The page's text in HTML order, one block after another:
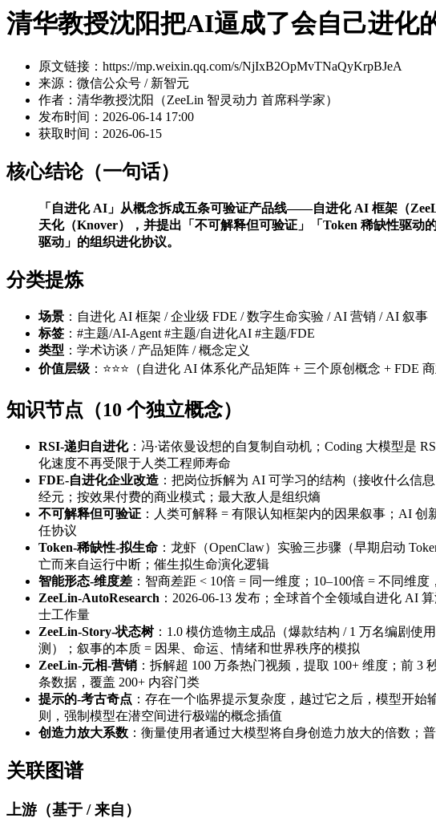
清华教授沈阳把AI逼成了会自己进化
原文链接：https://mp.weixin.qq.com/s/NjIxB2OpMvTNaQyKrpBJeA
来源：微信公众号 / 新智元
作者：清华教授沈阳（ZeeLin 智灵动力 首席科学家）
发布时间：2026-06-14 17:00
获取时间：2026-06-15
核心结论（一句话）
「自进化 AI」从概念拆成五条可验证产品线——自进化 AI 框架（
天化（Knover），并提出「不可解释但可验证」「Token 稀缺性驱
驱动」的组织进化协议。
分类提炼
场景 ：自进化 AI 框架 / 企业级 FDE / 数字生命实验 / AI 营销 / AI 叙事
标签 ：#主题/AI-Agent #主题/自进化AI #主题/FDE
类型 ：学术访谈 / 产品矩阵 / 概念定义
价值层级 ：⭐⭐⭐（自进化 AI 体系化产品矩阵 + 三个原创概念 + FDE
知识节点（10 个独立概念）
RSI-递归自进化：冯·诺依曼设想的自复制自动机；Coding 大模型是
化速度不再受限于人类工程师寿命
FDE-自进化企业改造 ：把岗位拆解为 AI 可学习的结构（接收什么信
经元；按效果付费的商业模式；最大敌人是组织熵
不可解释但可验证 ：人类可解释 = 有限认知框架内的因果叙事；AI
任协议
Token-稀缺性-拟生命 ：龙虾（OpenClaw）实验三步骤（早期启动
亡而来自运行中断；催生拟生命演化逻辑
智能形态-维度差 ：智商差距 < 10倍 = 同一维度；10–100倍 = 不同维
ZeeLin-AutoResearch ：2026-06-13 发布；全球首个全领域自进化 AI
士工作量
ZeeLin-Story-状态树：1.0 模仿造物主成品（爆款结构 / 1 万名编剧使
测）；叙事的本质 = 因果、命运、情绪和世界秩序的模拟
ZeeLin-元相-营销 ：拆解超 100 万条热门视频，提取 100+ 维度；前
条数据，覆盖 200+ 内容门类
提示的-考古奇点 ：存在一个临界提示复杂度，越过它之后，模型开
则，强制模型在潜空间进行极端的概念插值
创造力放大系数 ：衡量使用者通过大模型将自身创造力放大的倍数；
关联图谱
上游（基于 / 来自）